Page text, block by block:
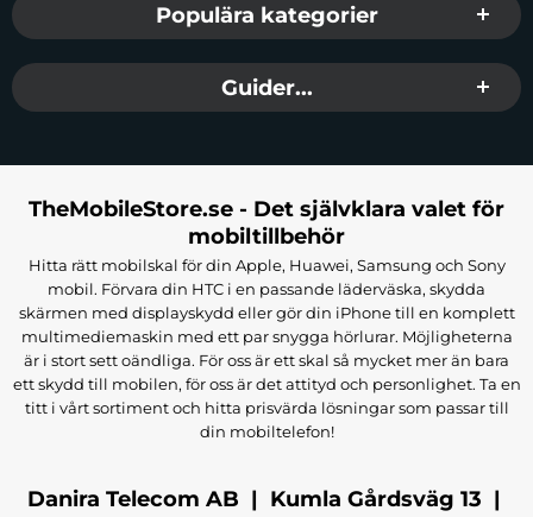
Populära kategorier
Guider...
TheMobileStore.se - Det självklara valet för
mobiltillbehör
Hitta rätt mobilskal för din Apple, Huawei, Samsung och Sony
mobil. Förvara din HTC i en passande läderväska, skydda
skärmen med displayskydd eller gör din iPhone till en komplett
multimediemaskin med ett par snygga hörlurar. Möjligheterna
är i stort sett oändliga. För oss är ett skal så mycket mer än bara
ett skydd till mobilen, för oss är det attityd och personlighet. Ta en
titt i vårt sortiment och hitta prisvärda lösningar som passar till
din mobiltelefon!
Danira Telecom AB | Kumla Gårdsväg 13 |